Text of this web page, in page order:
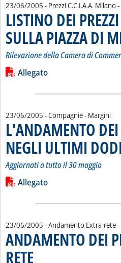
23/06/2005 - Prezzi C.C.I.A.A.
LISTINO DEI
SULLA PIAZZA DI
Rilevazione della Camera di
Leggi tutta la notizia: 'LISTINO
Lista allegati PDF alla
Allegato
23/06/2005 - Compagnie - Margini
L'ANDAMENTO
NEGLI ULTIMI
Aggiornati a tutto il 30 maggio
Leggi tutta la notizia:
Lista allegati PDF alla
Allegato
23/06/2005 - Andamento Extra-rete
ANDAMENTO DEI
RETE